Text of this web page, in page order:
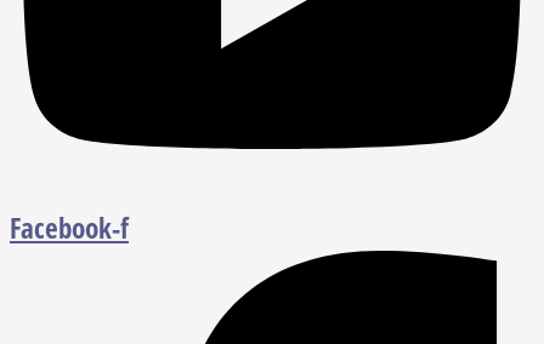
Facebook-f